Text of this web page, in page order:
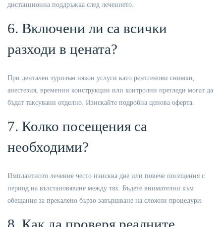
дистанционна поддръжка след лечението.
6. Включени ли са всички
разходи в цената?
При дентален туризъм някои услуги като рентгенови снимки,
анестезия, временни конструкции или контролни прегледи могат да
бъдат таксувани отделно. Изискайте подробна ценова оферта.
7. Колко посещения са
необходими?
Имплантното лечение често изисква две или повече посещения с
период на възстановяване между тях. Бъдете внимателни към
обещания за прекалено бързо завършване на сложни процедури.
8. Как да проверя реалните